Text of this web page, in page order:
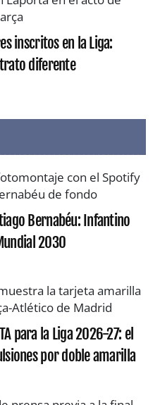
inscritos en la Liga:
diferente
Bernabéu: Infantino
2030
para la Liga 2026-27: el
por doble amarilla